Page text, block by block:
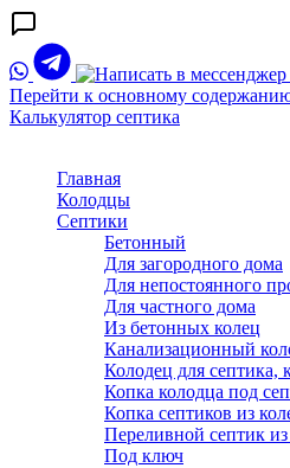
Перейти к основному
Калькулятор септика
Главная
Колодцы
Септики
Бетонный
Для загородного дома
Для непостоянного
Для частного дома
Из бетонных колец
Канализационный
Колодец для септика,
Копка колодца под
Копка септиков из
Переливной септик из
Под ключ